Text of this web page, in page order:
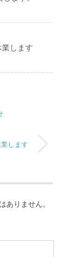
します
します
ありません。